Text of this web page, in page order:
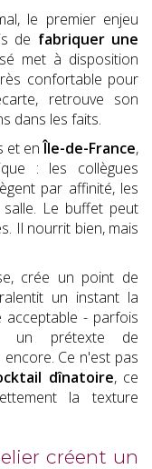
le premier enjeu
de fabriquer une
met à disposition
confortable pour
retrouve son
dans les faits.
et enÎle-de-France,
: les collègues
par affinité, les
Le buffet peut
Il nourrit bien, mais
crée un point de
un instant la
acceptable - parfois
un prétexte de
Ce n'est pas
dînatoire, ce
la texture
créent un